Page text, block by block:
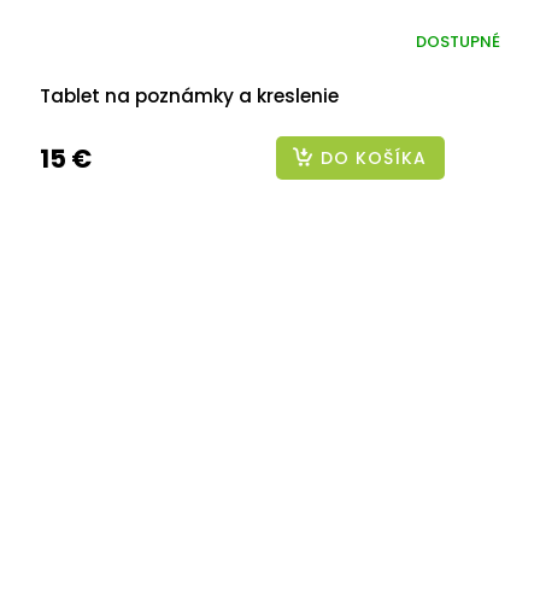
Tablet na poznámky a kreslenie
DOSTUPNÉ
15 € DO KOŠÍKA